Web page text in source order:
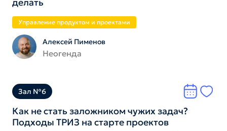
Управление продуктом и проектами
Алексей Пименов
Неогенда
Зал №6
Как не стать заложником чужих задач?
Подходы ТРИЗ на старте проектов